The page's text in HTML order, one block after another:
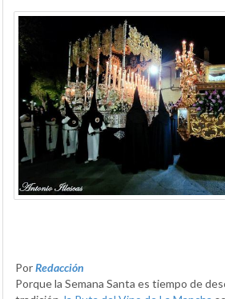
PorRedacción
Porque la Semana Santa es tiempo de